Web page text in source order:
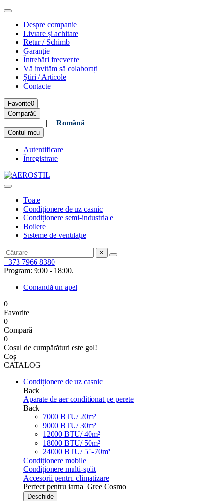
Despre companie
Livrare și achitare
Retur / Schimb
Garanţie
Întrebări frecvente
Vă invităm să colaborați
Știri / Articole
Contacte
Favorite0
Compară0
| Română
Contul meu
Autentificare
Înregistrare
Toate
Condiționere de uz casnic
Condiționere semi-industriale
Boilere
Sisteme de ventilație
×
+373 7966 8380
Program: 9:00 - 18:00.
Comandă un apel
0
Favorite
0
Compară
0
Coșul de cumpărături este gol!
Coș
CATALOG
Condiționere de uz casnic
Back
Aparate de aer conditionat pe perete
Back
7000 BTU/ 20m²
9000 BTU/ 30m²
12000 BTU/ 40m²
18000 BTU/ 50m²
24000 BTU/ 55-70m²
Condiționere mobile
Condiționere multi-split
Accesorii pentru climatizare
Perfect pentru iarna Gree Cosmo
Deschide